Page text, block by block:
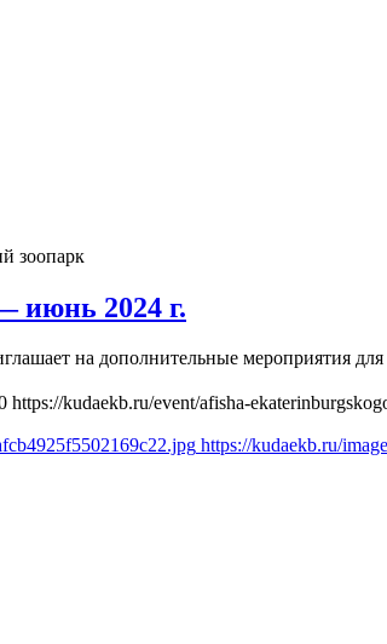
зоопарк
июнь 2024 г.
на дополнительные мероприятия для
https://kudaekb.ru/event/afisha-
https://kudaekb.ru/